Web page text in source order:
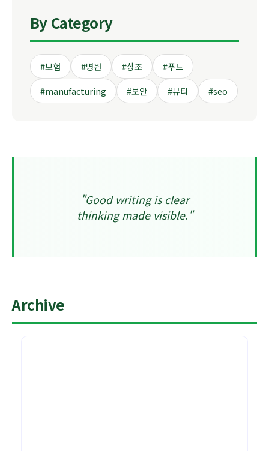
By Category
#보험 #병원 #상조
#푸드
#manufacturing
#보안 #뷰티 #seo
"Good writing is clear
thinking made visible."
Archive